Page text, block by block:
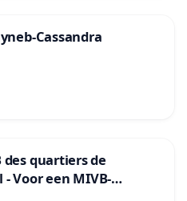
Cassandra
des quartiers de
Voor een MIVB-
Strombeek en Het